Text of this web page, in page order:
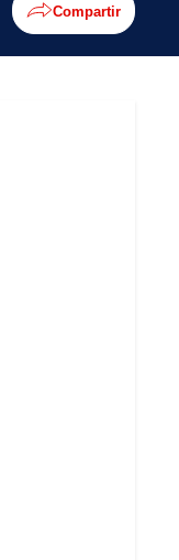
Compartir